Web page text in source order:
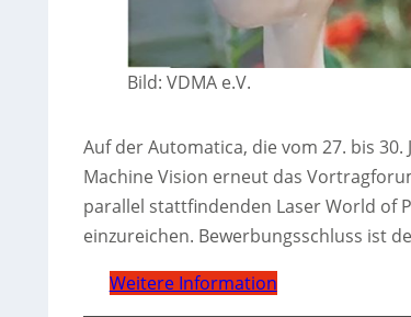
Bild: VDMA e.V.
Auf der Automatica, die vom 27. bis
Machine Vision erneut das
parallel stattfindenden Laser World of
einzureichen. Bewerbungsschluss ist
Weitere Information